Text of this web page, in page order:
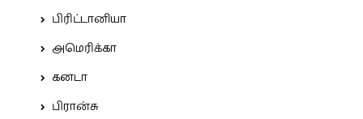
பிரிட்டானியா
அமெரிக்கா
கனடா
பிரான்சு